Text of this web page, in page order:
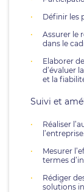
Définir les
Assurer le
dans le
Elaborer
d’évaluer
et la
Suivi et
Réaliser
l’entreprise.
Mesurer
termes
Rédiger
solutions